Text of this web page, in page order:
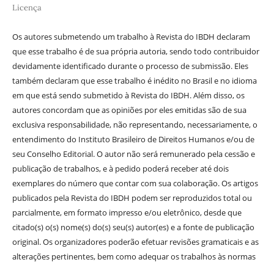
Licença
Os autores submetendo um trabalho à Revista do IBDH declaram
que esse trabalho é de sua própria autoria, sendo todo contribuidor
devidamente identificado durante o processo de submissão. Eles
também declaram que esse trabalho é inédito no Brasil e no idioma
em que está sendo submetido à Revista do IBDH. Além disso, os
autores concordam que as opiniões por eles emitidas são de sua
exclusiva responsabilidade, não representando, necessariamente, o
entendimento do Instituto Brasileiro de Direitos Humanos e/ou de
seu Conselho Editorial. O autor não será remunerado pela cessão e
publicação de trabalhos, e à pedido poderá receber até dois
exemplares do número que contar com sua colaboração. Os artigos
publicados pela Revista do IBDH podem ser reproduzidos total ou
parcialmente, em formato impresso e/ou eletrônico, desde que
citado(s) o(s) nome(s) do(s) seu(s) autor(es) e a fonte de publicação
original. Os organizadores poderão efetuar revisões gramaticais e as
alterações pertinentes, bem como adequar os trabalhos às normas